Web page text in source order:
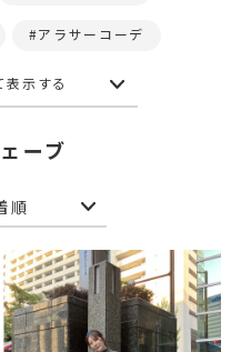
アラサーコーデ
表示する
ーブ